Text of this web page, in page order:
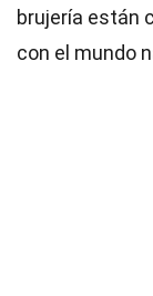
brujería están
con el mundo